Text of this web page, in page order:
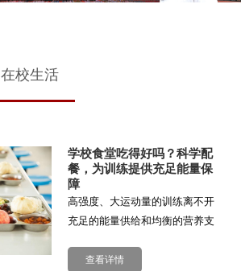
在校生活
学校食堂吃得好吗？科学配
餐，为训练提供充足能量保
障
高强度、大运动量的训练离不开
充足的能量供给和均衡的营养支
校，食堂不仅是简单的就餐场
查看详情